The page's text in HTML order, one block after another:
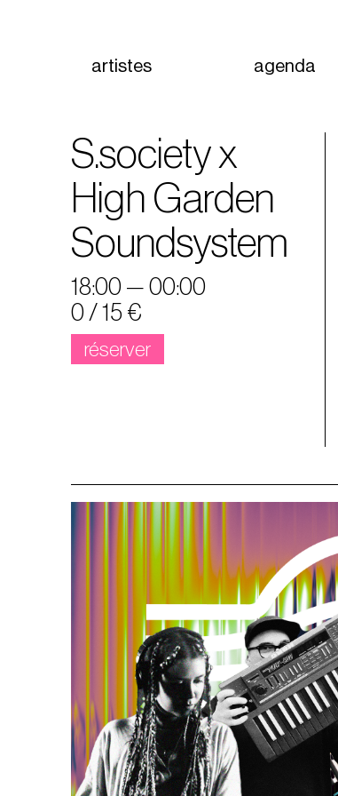
artistes agenda
S.society x
High Garden
Soundsystem
18:00 — 00:00
0 / 15 €
réserver